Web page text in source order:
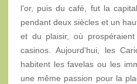
l'or, puis du café, fut la
pendant deux siècles et un
et du plaisir, où
casinos. Aujourd'hui, les
habitent les favelas ou les
une même passion pour la